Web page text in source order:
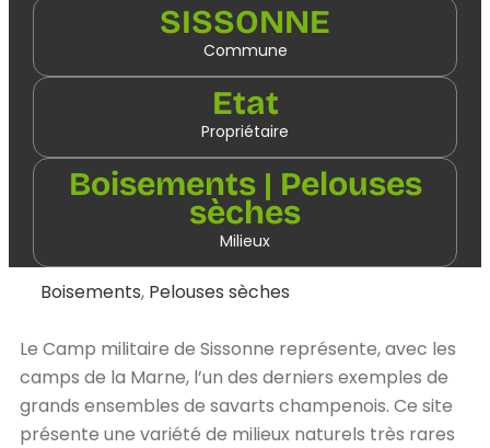
SISSONNE
Commune
Etat
Propriétaire
Boisements | Pelouses
sèches
Milieux
Boisements, Pelouses sèches
Le Camp militaire de Sissonne représente, avec les
camps de la Marne, l’un des derniers exemples de
grands ensembles de savarts champenois. Ce site
présente une variété de milieux naturels très rares